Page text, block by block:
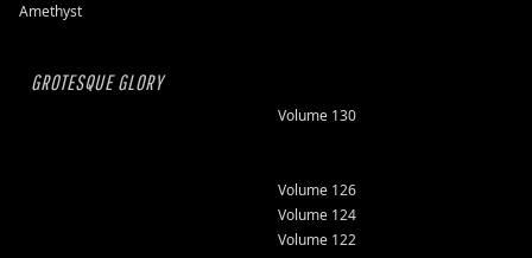
Amethyst
GROTESQUE GLORY
Volume 130
Volume 126
Volume 124
Volume 122